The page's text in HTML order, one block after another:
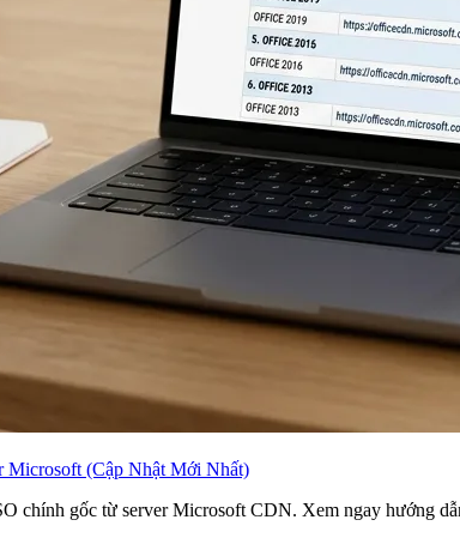
(Cập Nhật Mới Nhất)
gốc từ server Microsoft CDN. Xem ngay hướng